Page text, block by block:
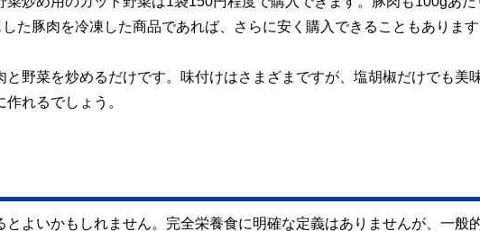
た豚肉を冷凍した商品であれば、さらに安く購入できることもあります
野菜を炒めるだけです。味付けはさまざまですが、塩胡椒だけでも美
れるでしょう。
よいかもしれません。完全栄養食に明確な定義はありませんが、一般